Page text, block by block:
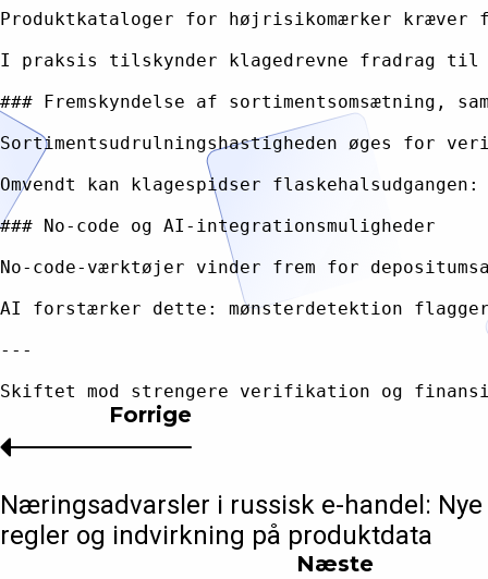
Produktkataloger for højrisikomærker
I praksis tilskynder klagedrevne fradrag til
### Fremskyndelse af sortimentsomsætning,
Sortimentsudrulningshastigheden øges for
Omvendt kan klagespidser
### No-code og AI-integrationsmuligheder
No-code-værktøjer vinder frem for
AI forstærker dette: mønsterdetektion
---
Næste
Forrige
Næringsadvarsler i russisk e-handel: Nye
regler og indvirkning på produktdata